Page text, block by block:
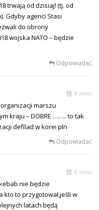
trwają od dzisiaj! (tj. od
Gdyby agenci Stasi
do obrony
wojska NATO – będzie
Odpowiadać
% temu
marszu
kraju – DOBRE …….. to tak
defilad w korei pln
Odpowiadać
% temu
nie będzie
kto to przygotował,jeśli w
latach będą